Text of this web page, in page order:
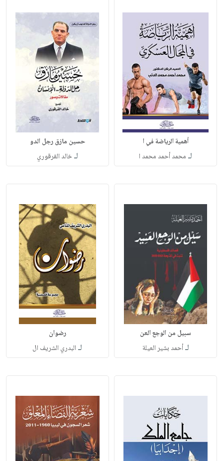
أهمية الرياضة في ا
لـ محمد أحمد محمد ا
حسين مازق رجل الدو
لـخالد القرقوري
سبيل من الوجع العن
لـأحمد بشير العيلة
رضوان
لـ البدري الشريف ال